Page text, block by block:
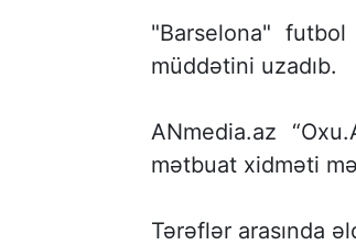
"Barselona"
müddətini uzadıb.
ANmedia.az
mətbuat xidməti
Tərəflər arasında